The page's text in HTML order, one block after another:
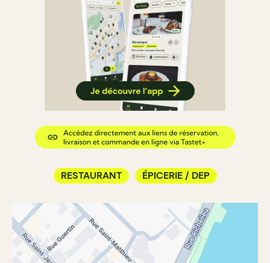
RESTAURANT ÉPICERIE / DEP